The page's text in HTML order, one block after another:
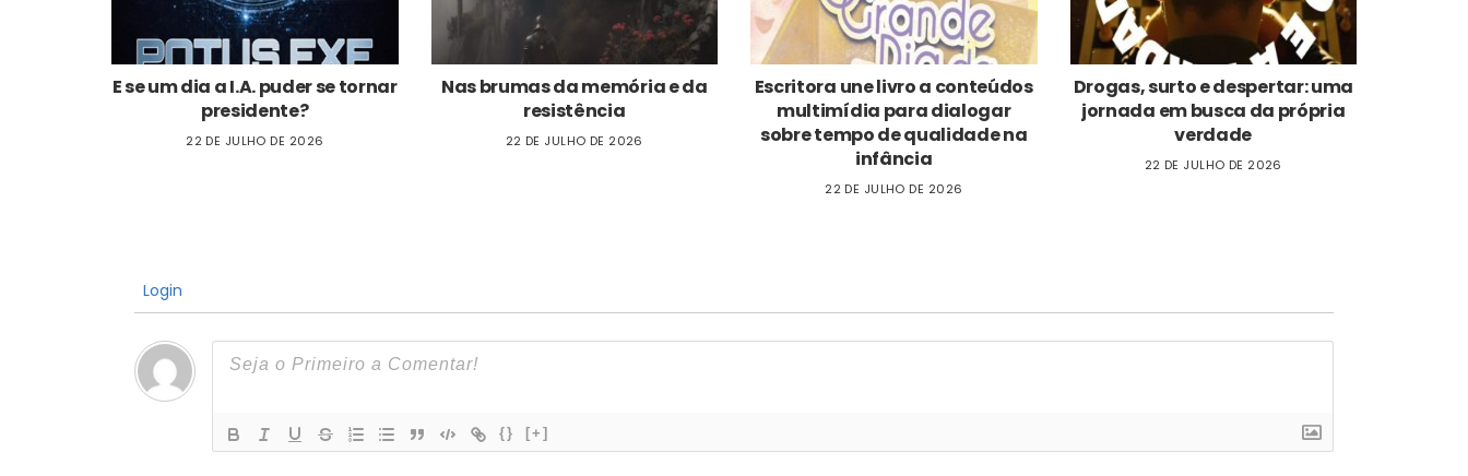
E se um dia a I.A. puder se tornar
presidente?
22 DE JULHO DE 2026
Nas brumas da memória e da
resistência
22 DE JULHO DE 2026
Escritora une livro a conteúdos
multimídia para dialogar
sobre tempo de qualidade na
infância
22 DE JULHO DE 2026
Drogas, surto e despertar: uma
jornada em busca da própria
verdade
22 DE JULHO DE 2026
Login
{} [+]